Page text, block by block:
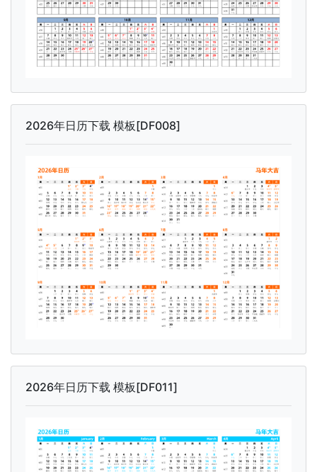
2026年日历下载 模板[DF008]
2026年日历下载 模板[DF011]